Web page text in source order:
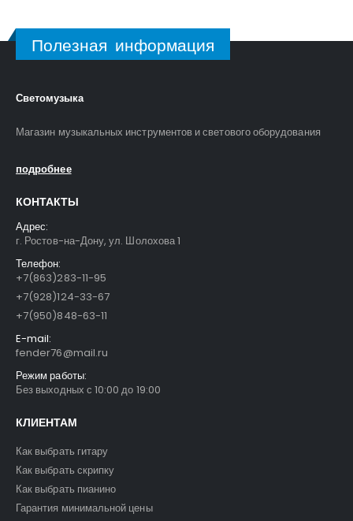
4700₽ 3500₽
5400
6300 5400
4700₽ 3500₽
Полезная информация
Светомузыка
Магазин музыкальных инструментов и светового оборудования
подробнее
КОНТАКТЫ
Адрес:
г. Ростов-на-Дону, ул. Шолохова 1
Телефон:
+7(863)283-11-95
+7(928)124-33-67
+7(950)848-63-11
E-mail:
fender76@mail.ru
Режим работы:
Без выходных с 10:00 до 19:00
КЛИЕНТАМ
Как выбрать гитару
Как выбрать скрипку
Как выбрать пианино
Гарантия минимальной цены